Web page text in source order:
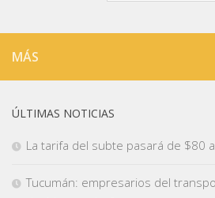
MÁS
ÚLTIMAS NOTICIAS
La tarifa del subte pasará de $80
Tucumán: empresarios del